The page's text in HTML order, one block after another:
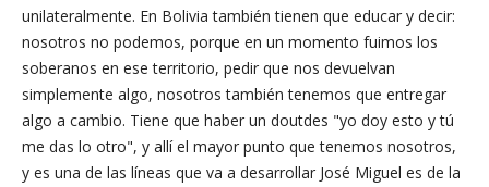
unilateralmente. En Bolivia también tienen que educar y decir:
nosotros no podemos, porque en un momento fuimos los
soberanos en ese territorio, pedir que nos devuelvan
simplemente algo, nosotros también tenemos que entregar
algo a cambio. Tiene que haber un doutdes "yo doy esto y tú
me das lo otro", y allí el mayor punto que tenemos nosotros,
y es una de las líneas que va a desarrollar José Miguel es de la